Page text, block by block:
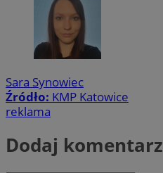
Sara Synowiec
Źródło: KMP Katowice
reklama
Dodaj komentarz